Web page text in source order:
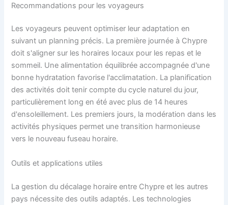
Recommandations pour les voyageurs
Les voyageurs peuvent optimiser leur adaptation en
suivant un planning précis. La première journée à Chypre
doit s'aligner sur les horaires locaux pour les repas et le
sommeil. Une alimentation équilibrée accompagnée d'une
bonne hydratation favorise l'acclimatation. La planification
des activités doit tenir compte du cycle naturel du jour,
particulièrement long en été avec plus de 14 heures
d'ensoleillement. Les premiers jours, la modération dans les
activités physiques permet une transition harmonieuse
vers le nouveau fuseau horaire.
Outils et applications utiles
La gestion du décalage horaire entre Chypre et les autres
pays nécessite des outils adaptés. Les technologies